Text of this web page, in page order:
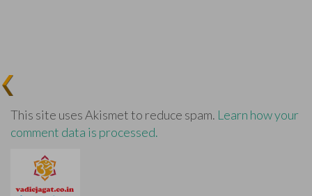
This site uses Akismet to reduce spam. Learn how your
comment data is processed.